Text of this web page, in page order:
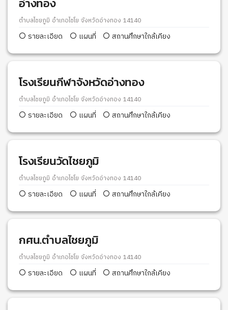
ตำบลไชยภูมิ อำเภอไชโย จังหวัดอ่างทอง 14140
รายละเอียด แผนที่ สถานศึกษาใกล้เคียง
โรงเรียนกีฬาจังหวัดอ่างทอง
ตำบลไชยภูมิ อำเภอไชโย จังหวัดอ่างทอง 14140
รายละเอียด แผนที่ สถานศึกษาใกล้เคียง
โรงเรียนวัดไชยภูมิ
ตำบลไชยภูมิ อำเภอไชโย จังหวัดอ่างทอง 14140
รายละเอียด แผนที่ สถานศึกษาใกล้เคียง
กศน.ตำบลไชยภูมิ
ตำบลไชยภูมิ อำเภอไชโย จังหวัดอ่างทอง 14140
รายละเอียด แผนที่ สถานศึกษาใกล้เคียง